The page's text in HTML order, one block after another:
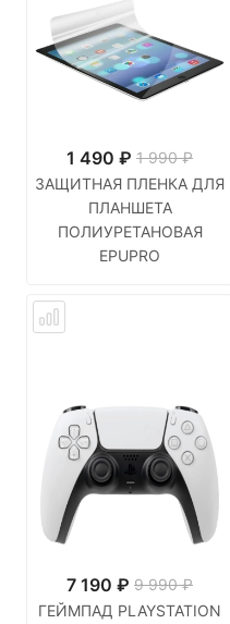
1 490 ₽ 1 990 ₽
ЗАЩИТНАЯ ПЛЕНКА ДЛЯ
ПЛАНШЕТА
ПОЛИУРЕТАНОВАЯ
EPUPRO
7 190 ₽ 9 990 ₽
ГЕЙМПАД PLAYSTATION